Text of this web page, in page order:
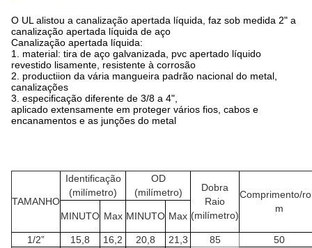
O UL alistou a canalização apertada líquida, faz sob medida 2" a
canalização apertada líquida de aço
Canalização apertada líquida:
1. material: tira de aço galvanizada, pvc apertado líquido
revestido lisamente, resistente à corrosão
2. productiion da vária mangueira padrão nacional do metal,
canalizações
3. especificação diferente de 3/8 a 4",
aplicado extensamente em proteger vários fios, cabos e
encanamentos e as junções do metal
TAMANHO
Identificação
(milímetro)
OD
(milímetro)
Dobra
Raio
(milímetro)
Comprimento/
m
MINUTO Max MINUTO Max
1/2” 15,8 16,2 20,8 21,3 85
50